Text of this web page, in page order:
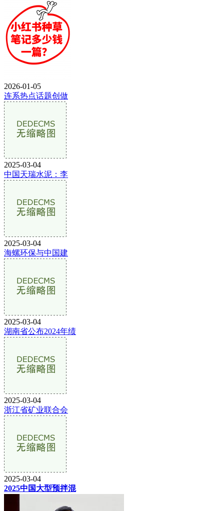
2026-01-05
连系热点话题创做
2025-03-04
中国天瑞水泥：李
2025-03-04
海螺环保与中国建
2025-03-04
湖南省公布2024年绩
2025-03-04
浙江省矿业联合会
2025-03-04
2025中国大型预拌混